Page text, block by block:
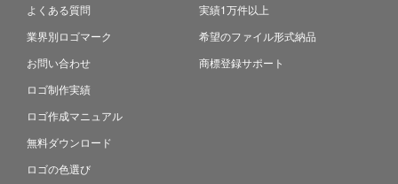
よくある質問
業界別ロゴマーク
お問い合わせ
ロゴ制作実績
ロゴ作成マニュアル
無料ダウンロード
ロゴの色選び
実績1万件以上
希望のファイル形式納品
商標登録サポート